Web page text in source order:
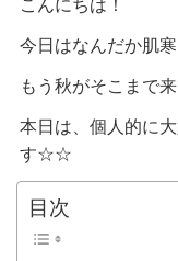
こんにちは！
今日はなんだか肌寒
もう秋がそこまで
本日は、個人的に
す☆☆
目次